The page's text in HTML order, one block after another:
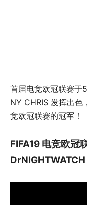
首届电竞欧冠联赛于
NY CHRIS 发挥出色
竞欧冠联赛的冠军！
FIFA19 电竞欧冠